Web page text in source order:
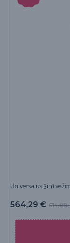
Universalus 3in1
614,08
564,29 €